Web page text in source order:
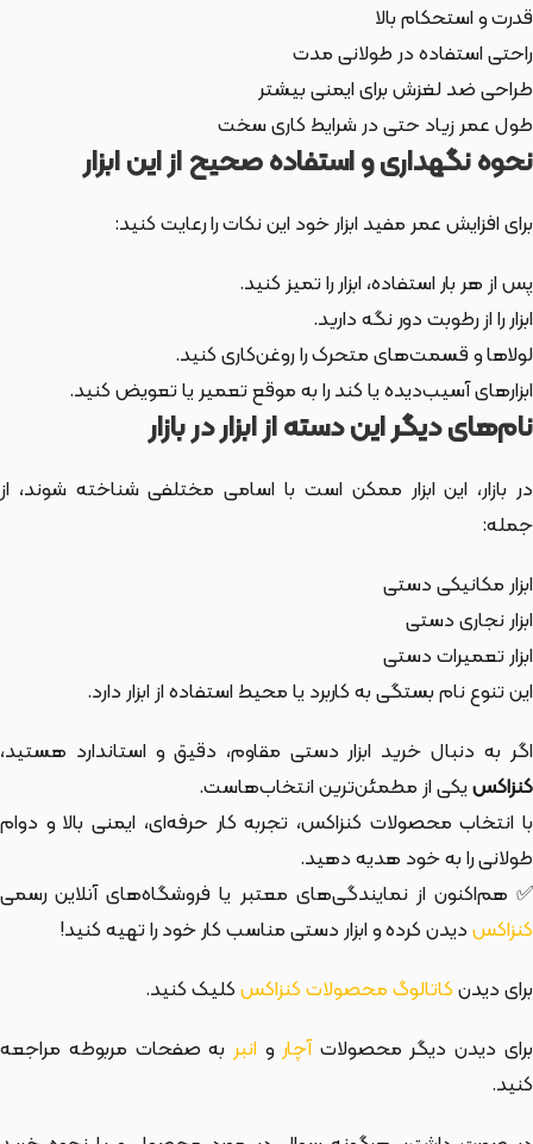
قدرت و استحکام بالا
راحتی استفاده در طولانی مدت
طراحی ضد لغزش برای ایمنی بیشتر
طول عمر زیاد حتی در شرایط کاری سخت
نحوه نگهداری و استفاده صحیح از این ابزار
برای افزایش عمر مفید ابزار خود این نکات را رعایت کنید:
پس از هر بار استفاده، ابزار را تمیز کنید.
ابزار را از رطوبت دور نگه دارید.
لولاها و قسمت‌های متحرک را روغن‌کاری کنید.
ابزارهای آسیب‌دیده یا کند را به موقع تعمیر یا تعویض کنید.
نام‌های دیگر این دسته از ابزار در بازار
در بازار، این ابزار ممکن است با اسامی مختلفی شناخته شوند، از
جمله:
ابزار مکانیکی دستی
ابزار نجاری دستی
ابزار تعمیرات دستی
این تنوع نام بستگی به کاربرد یا محیط استفاده از ابزار دارد.
اگر به دنبال خرید ابزار دستی مقاوم، دقیق و استاندارد هستید،
کنزاکسیکی از مطمئن‌ترین انتخاب‌هاست.
با انتخاب محصولات کنزاکس، تجربه کار حرفه‌ای، ایمنی بالا و دوام
طولانی را به خود هدیه دهید.
✅ هم‌اکنون از نمایندگی‌های معتبر یا فروشگاه‌های آنلاین رسمی
کنزاکسدیدن کرده و ابزار دستی مناسب کار خود را تهیه کنید!
برای دیدنکاتالوگ محصولات کنزاکسکلیک کنید.
برای دیدن دیگر محصولاتآچار و انبربه صفحات مربوطه مراجعه
کنید.